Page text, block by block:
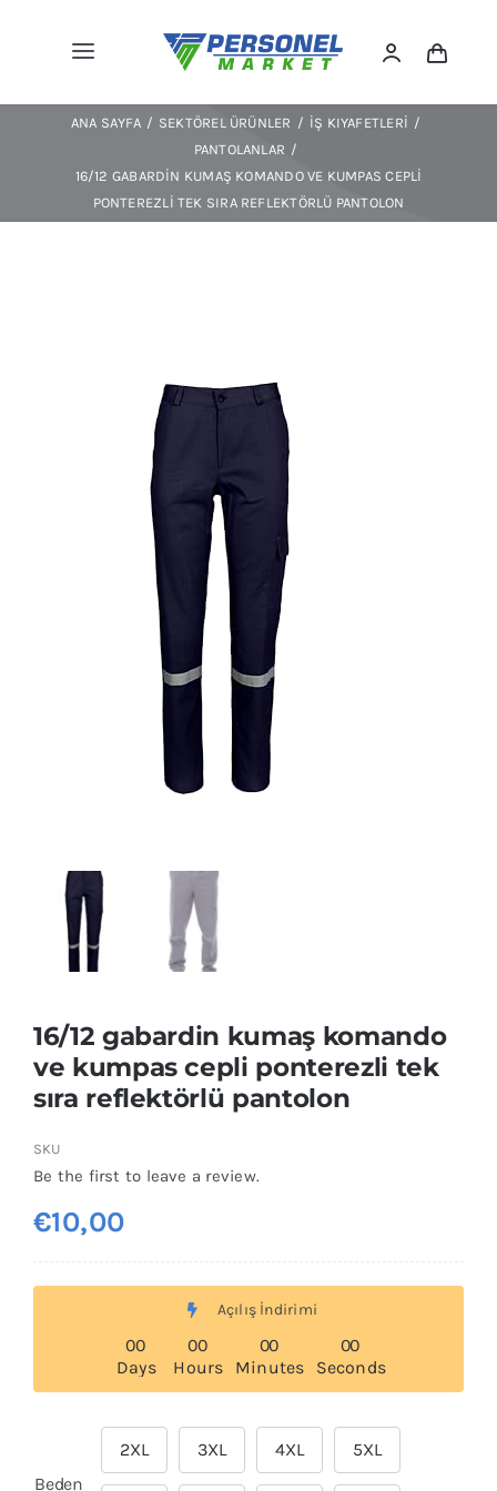
Toggle
Navigation
Kıyafetler
Spor/outdoor
KKD
ANA SAYFA SEKTÖREL ÜRÜNLER
İŞ KIYAFETLERI
PANTOLANLAR
16/12 GABARDIN KUMAŞ KOMANDO VE KUMPAS CEPLI
PONTEREZLI TEK SIRA REFLEKTÖRLÜ PANTOLON
16/12 gabardin kumaş komando
ve kumpas cepli ponterezli tek
sıra reflektörlü pantolon
SKU
Be the first to leave a review.
€10,00
Açılış İndirimi
00
Days
00
Hours
00
Minutes
00
Seconds
Beden
2XL 3XL 4XL 5XL